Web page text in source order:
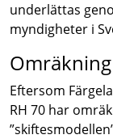
underlättas
myndigheter i
Eftersom
RH 70 har